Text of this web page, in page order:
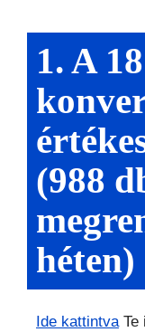
1. A
(988
héten)
Ide kattintvaTe